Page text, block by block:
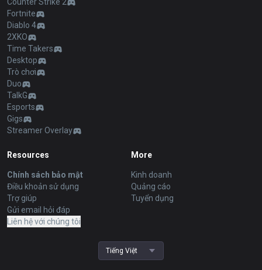
Fortnite
Diablo 4
2XKO
Time Takers
Desktop
Trò chơi
Duo
TalkG
Esports
Gigs
Streamer Overlay
Resources
Chính sách bảo mật
Điều khoản sử dụng
Trợ giúp
Gửi email hỏi đáp
Liên hệ với chúng tôi
More
Kinh doanh
Quảng cáo
Tuyển dụng
Tiếng Việt